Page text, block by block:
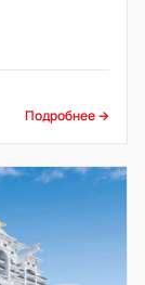
Подробнее →